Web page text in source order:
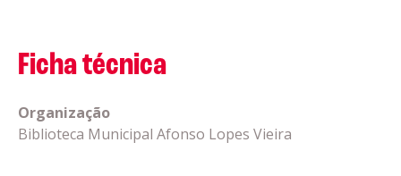
Ficha técnica
Organização
Biblioteca Municipal Afonso Lopes Vieira